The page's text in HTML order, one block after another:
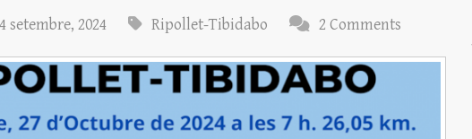
setembre, 2024 Ripollet-Tibidabo 2 Comments